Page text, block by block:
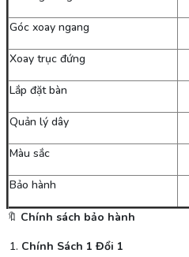
Góc xoay ngang
Xoay trục đứng
Lắp đặt bàn
Quản lý dây
Màu sắc
Bảo hành
🔖 Chính sách bảo hành
1. Chính Sách 1 Đổi 1